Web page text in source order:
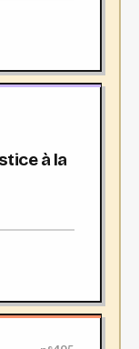
à la